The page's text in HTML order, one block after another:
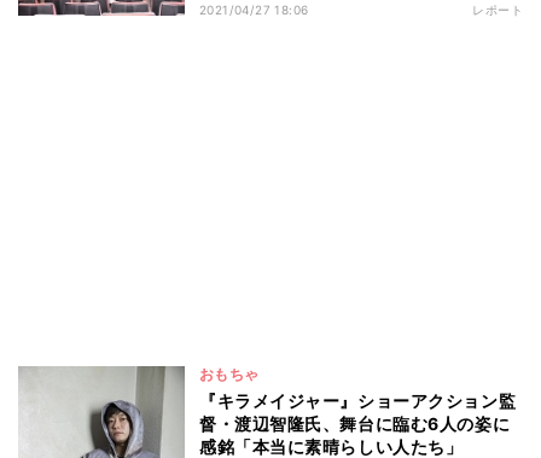
2021/04/27 18:06 レポート
おもちゃ
『キラメイジャー』ショーアクション監
督・渡辺智隆氏、舞台に臨む6人の姿に
感銘「本当に素晴らしい人たち」